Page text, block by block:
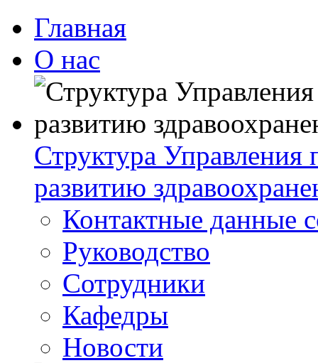
Главная
О нас
Структура
развитию
Контактные данные
Руководство
Сотрудники
Кафедры
Новости